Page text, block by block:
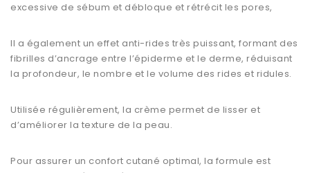
excessive de sébum et débloque et rétrécit les pores,
Il a également un effet anti-rides très puissant, formant des
fibrilles d’ancrage entre l’épiderme et le derme, réduisant
la profondeur, le nombre et le volume des rides et ridules.
Utilisée régulièrement, la crème permet de lisser et
d’améliorer la texture de la peau.
Pour assurer un confort cutané optimal, la formule est